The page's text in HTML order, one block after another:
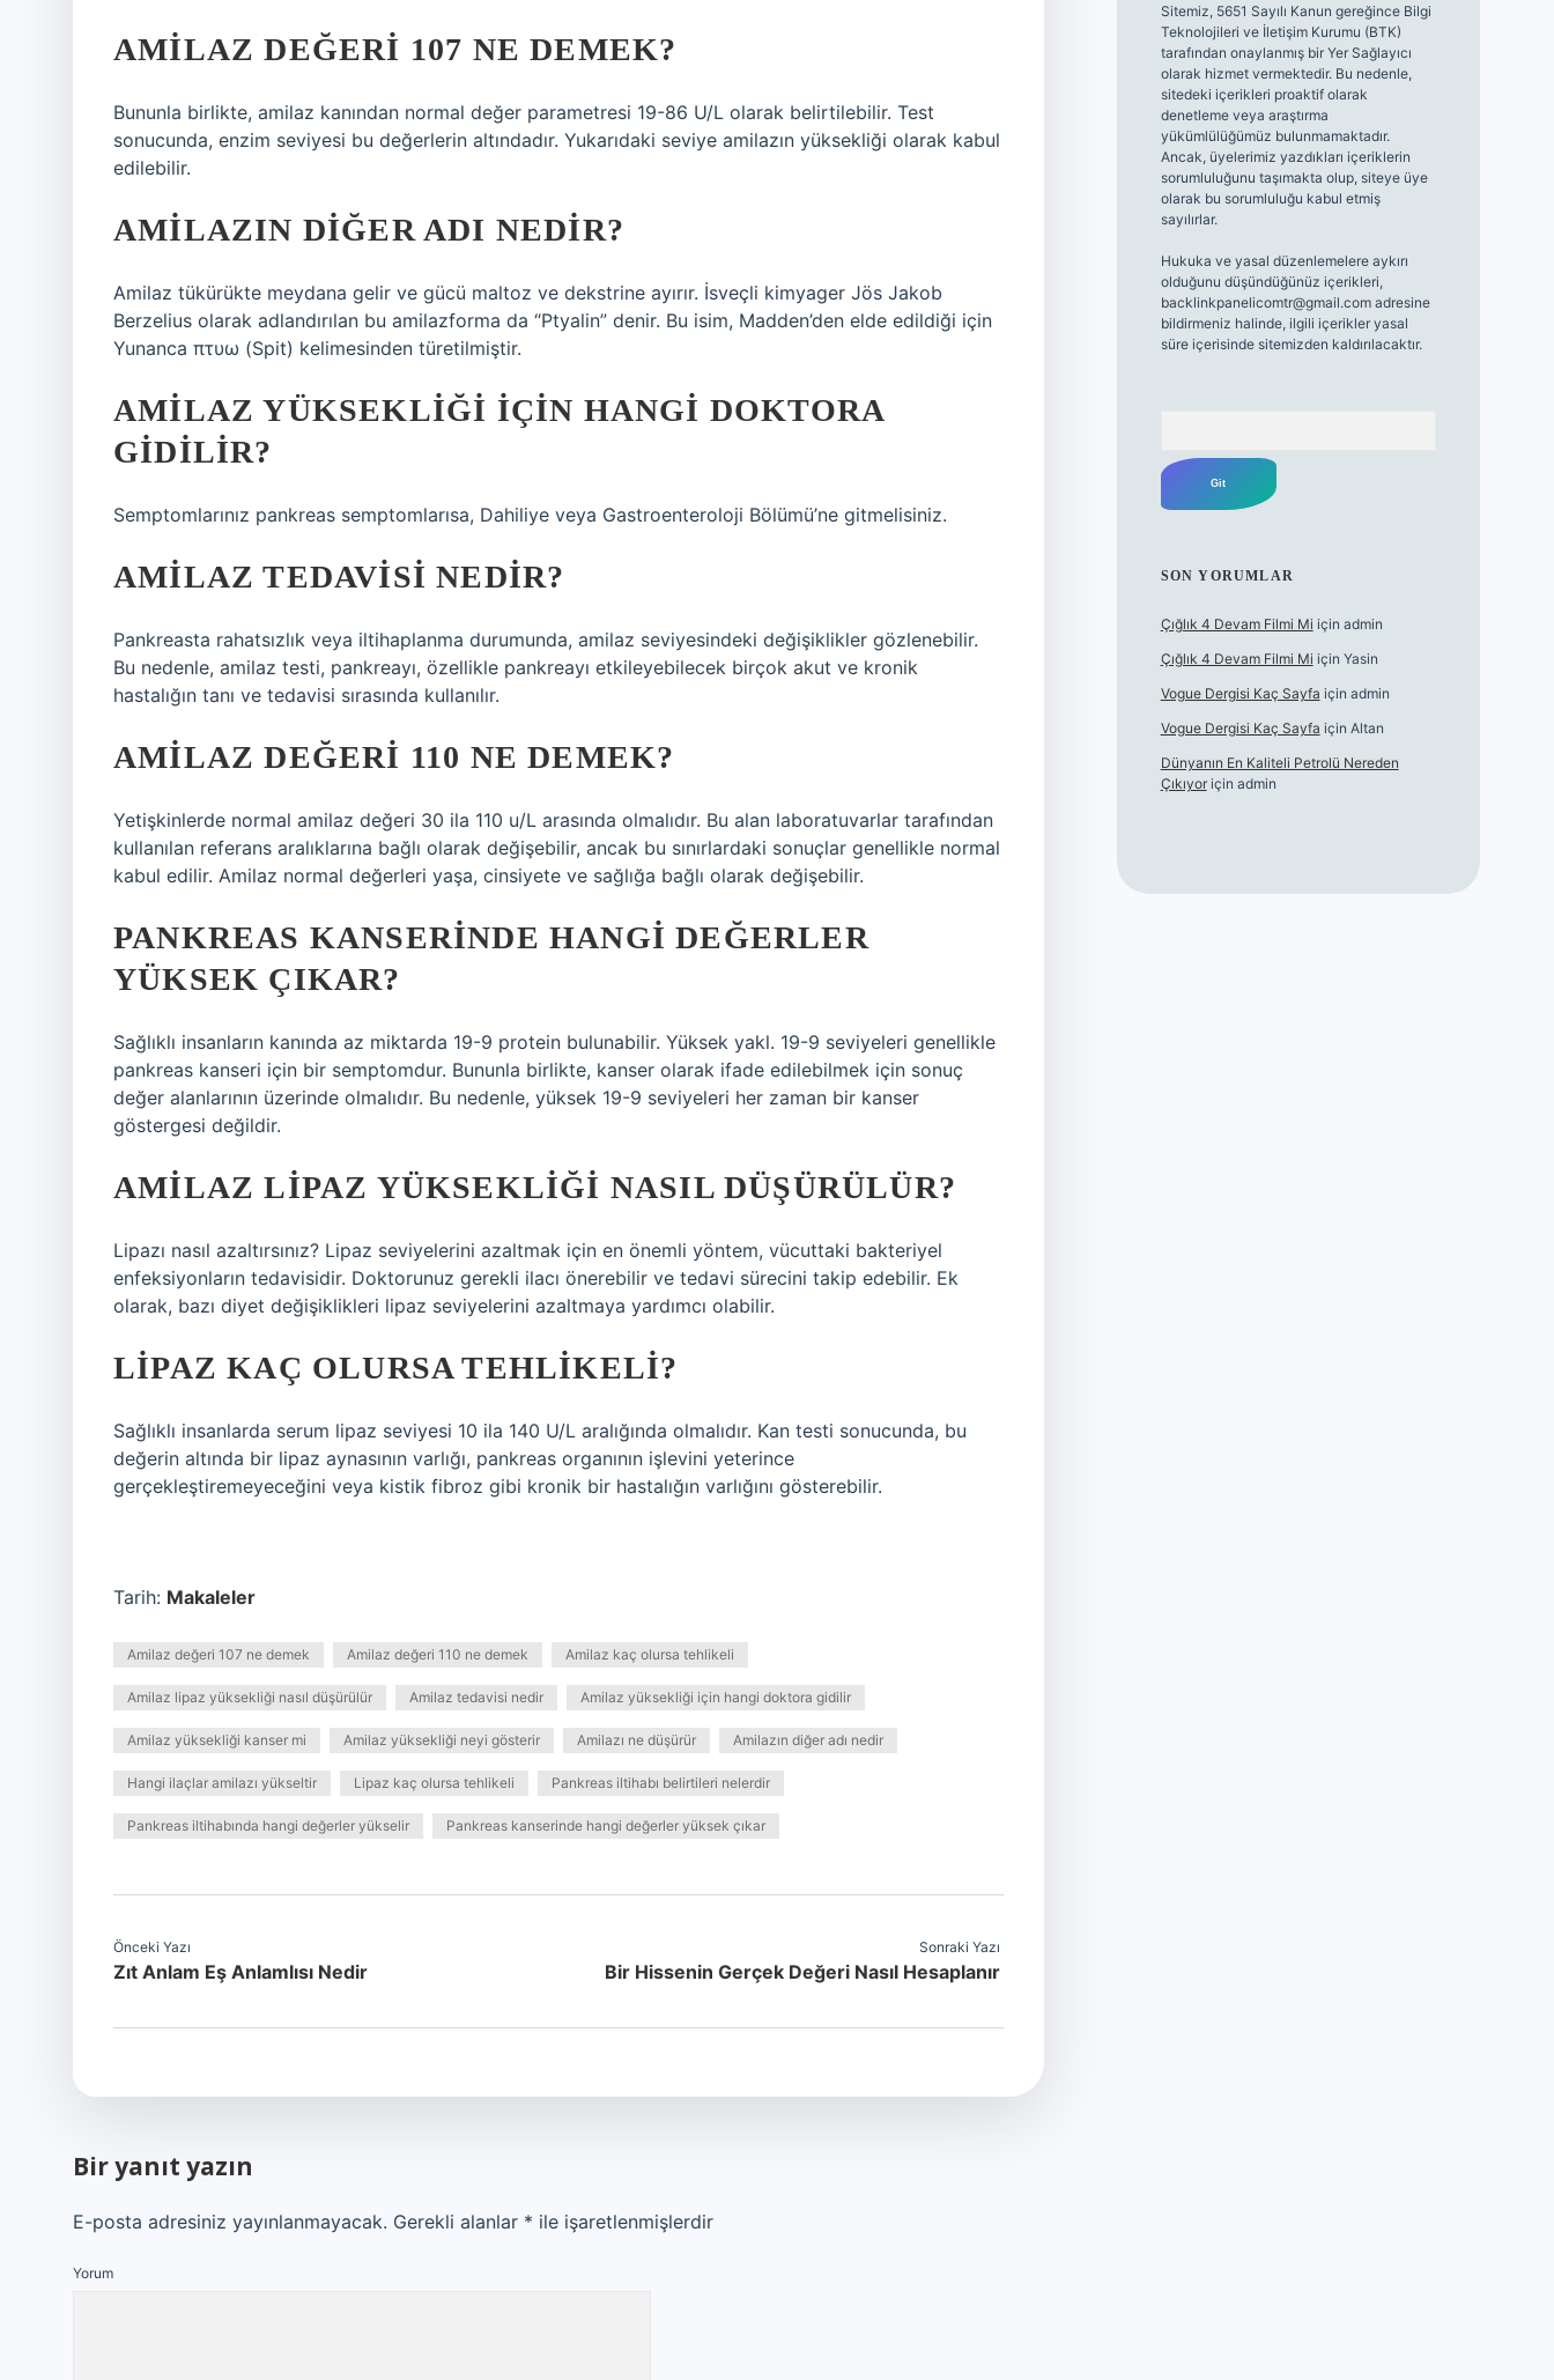
AMILAZ DEĞERI 107 NE DEMEK?
Bununla birlikte, amilaz kanından normal değer parametresi 19-86 U/L olarak belirtilebilir. Test
sonucunda, enzim seviyesi bu değerlerin altındadır. Yukarıdaki seviye amilazın yüksekliği olarak kabul
edilebilir.
AMILAZIN DIĞER ADI NEDIR?
Amilaz tükürükte meydana gelir ve gücü maltoz ve dekstrine ayırır. İsveçli kimyager Jös Jakob
Berzelius olarak adlandırılan bu amilazforma da “Ptyalin” denir. Bu isim, Madden’den elde edildiği için
Yunanca πτυω (Spit) kelimesinden türetilmiştir.
AMILAZ YÜKSEKLIĞI IÇIN HANGI DOKTORA
GIDILIR?
Semptomlarınız pankreas semptomlarısa, Dahiliye veya Gastroenteroloji Bölümü’ne gitmelisiniz.
AMILAZ TEDAVISI NEDIR?
Pankreasta rahatsızlık veya iltihaplanma durumunda, amilaz seviyesindeki değişiklikler gözlenebilir.
Bu nedenle, amilaz testi, pankreayı, özellikle pankreayı etkileyebilecek birçok akut ve kronik
hastalığın tanı ve tedavisi sırasında kullanılır.
AMILAZ DEĞERI 110 NE DEMEK?
Yetişkinlerde normal amilaz değeri 30 ila 110 u/L arasında olmalıdır. Bu alan laboratuvarlar tarafından
kullanılan referans aralıklarına bağlı olarak değişebilir, ancak bu sınırlardaki sonuçlar genellikle normal
kabul edilir. Amilaz normal değerleri yaşa, cinsiyete ve sağlığa bağlı olarak değişebilir.
PANKREAS KANSERINDE HANGI DEĞERLER
YÜKSEK ÇIKAR?
Sağlıklı insanların kanında az miktarda 19-9 protein bulunabilir. Yüksek yakl. 19-9 seviyeleri genellikle
pankreas kanseri için bir semptomdur. Bununla birlikte, kanser olarak ifade edilebilmek için sonuç
değer alanlarının üzerinde olmalıdır. Bu nedenle, yüksek 19-9 seviyeleri her zaman bir kanser
göstergesi değildir.
AMILAZ LIPAZ YÜKSEKLIĞI NASIL DÜŞÜRÜLÜR?
Lipazı nasıl azaltırsınız? Lipaz seviyelerini azaltmak için en önemli yöntem, vücuttaki bakteriyel
enfeksiyonların tedavisidir. Doktorunuz gerekli ilacı önerebilir ve tedavi sürecini takip edebilir. Ek
olarak, bazı diyet değişiklikleri lipaz seviyelerini azaltmaya yardımcı olabilir.
LIPAZ KAÇ OLURSA TEHLIKELI?
Sağlıklı insanlarda serum lipaz seviyesi 10 ila 140 U/L aralığında olmalıdır. Kan testi sonucunda, bu
değerin altında bir lipaz aynasının varlığı, pankreas organının işlevini yeterince
gerçekleştiremeyeceğini veya kistik fibroz gibi kronik bir hastalığın varlığını gösterebilir.
Tarih: Makaleler
Amilaz değeri 107 ne demek Amilaz değeri 110 ne demek Amilaz kaç olursa tehlikeli
Amilaz lipaz yüksekliği nasıl düşürülür Amilaz tedavisi nedir Amilaz yüksekliği için hangi doktora gidilir
Amilaz yüksekliği kanser mi Amilaz yüksekliği neyi gösterir Amilazı ne düşürür Amilazın diğer adı nedir
Hangi ilaçlar amilazı yükseltir Lipaz kaç olursa tehlikeli Pankreas iltihabı belirtileri nelerdir
Pankreas iltihabında hangi değerler yükselir Pankreas kanserinde hangi değerler yüksek çıkar
Önceki Yazı
Zıt Anlam Eş Anlamlısı Nedir
Sonraki Yazı
Bir Hissenin Gerçek Değeri Nasıl Hesaplanır
Bir yanıt yazın
E-posta adresiniz yayınlanmayacak. Gerekli alanlar * ile işaretlenmişlerdir
Yorum
Sitemiz, 5651 Sayılı Kanun gereğince Bilgi
Teknolojileri ve İletişim Kurumu (BTK)
tarafından onaylanmış bir Yer Sağlayıcı
olarak hizmet vermektedir. Bu nedenle,
sitedeki içerikleri proaktif olarak
denetleme veya araştırma
yükümlülüğümüz bulunmamaktadır.
Ancak, üyelerimiz yazdıkları içeriklerin
sorumluluğunu taşımakta olup, siteye üye
olarak bu sorumluluğu kabul etmiş
sayılırlar.
Hukuka ve yasal düzenlemelere aykırı
olduğunu düşündüğünüz içerikleri,
backlinkpanelicomtr@gmail.comadresine
bildirmeniz halinde, ilgili içerikler yasal
süre içerisinde sitemizden kaldırılacaktır.
SON YORUMLAR
Çığlık 4 Devam Filmi Mi için admin
Çığlık 4 Devam Filmi Mi için Yasin
Vogue Dergisi Kaç Sayfa için admin
Vogue Dergisi Kaç Sayfa için Altan
Dünyanın En Kaliteli Petrolü Nereden
Çıkıyoriçin admin